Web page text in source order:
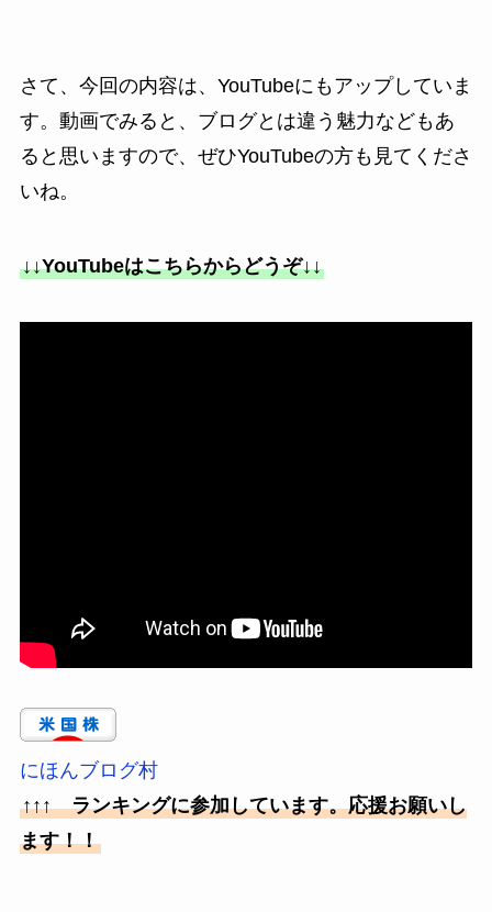
さて、今回の内容は、YouTubeにもアップしていま
す。動画でみると、ブログとは違う魅力などもあ
ると思いますので、ぜひYouTubeの方も見てくださ
いね。
↓↓YouTubeはこちらからどうぞ↓↓
にほんブログ村
↑↑↑ ランキングに参加しています。応援お願いし
ます！！